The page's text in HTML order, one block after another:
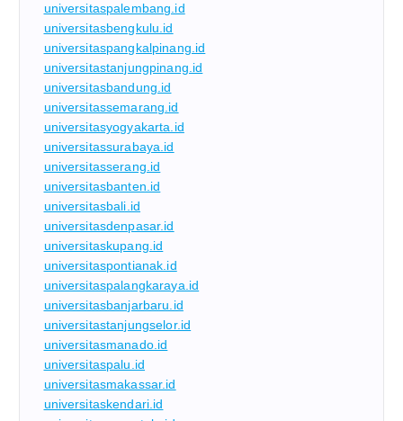
universitaspalembang.id
universitasbengkulu.id
universitaspangkalpinang.id
universitastanjungpinang.id
universitasbandung.id
universitassemarang.id
universitasyogyakarta.id
universitassurabaya.id
universitasserang.id
universitasbanten.id
universitasbali.id
universitasdenpasar.id
universitaskupang.id
universitaspontianak.id
universitaspalangkaraya.id
universitasbanjarbaru.id
universitastanjungselor.id
universitasmanado.id
universitaspalu.id
universitasmakassar.id
universitaskendari.id